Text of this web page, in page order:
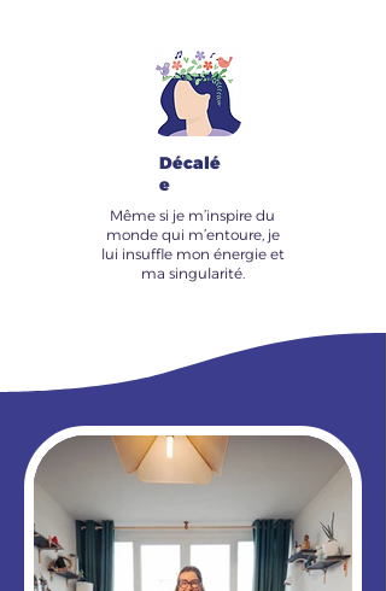
Décalé
e
Même si je m’inspire du
monde qui m’entoure, je
lui insuffle mon énergie et
ma singularité.